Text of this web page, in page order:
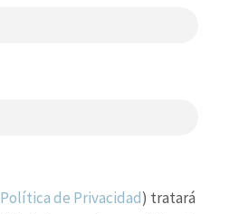
Política de Privacidad) tratará